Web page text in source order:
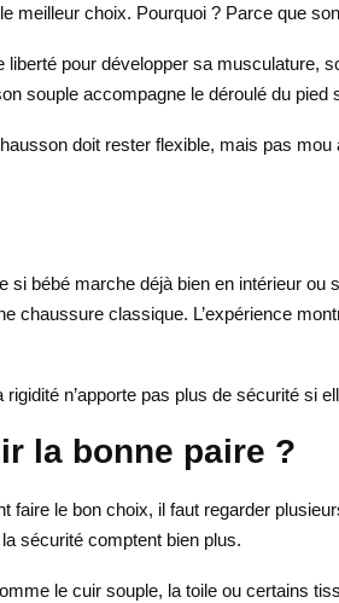
meilleur choix. Pourquoi ? Parce que
pour développer sa musculature,
souple accompagne le déroulé du pied
doit rester flexible, mais pas
bébé marche déjà bien en intérieur ou
chaussure classique. L’expérience
n’apporte pas plus de sécurité si
la bonne paire ?
le bon choix, il faut regarder
sécurité comptent bien plus.
le cuir souple, la toile ou certains